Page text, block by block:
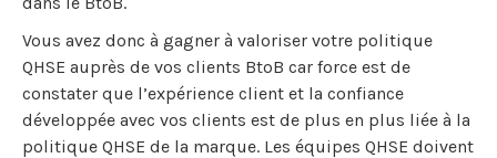
Vous avez donc à gagner à valoriser votre politique
QHSE auprès de vos clients BtoB car force est de
constater que l’expérience client et la confiance
développée avec vos clients est de plus en plus liée à la
politique QHSE de la marque. Les équipes QHSE doivent